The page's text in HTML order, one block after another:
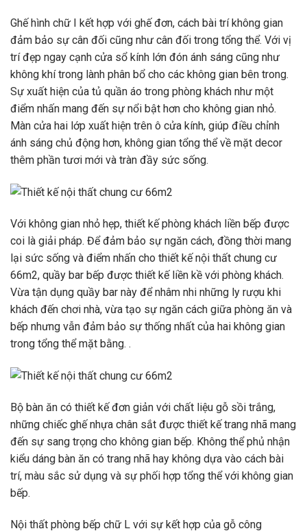
Ghế hình chữ I kết hợp với ghế đơn, cách bài trí không gian
đảm bảo sự cân đối cũng như cân đối trong tổng thể. Với vị
trí đẹp ngay cạnh cửa sổ kính lớn đón ánh sáng cũng như
không khí trong lành phân bổ cho các không gian bên trong.
Sự xuất hiện của tủ quần áo trong phòng khách như một
điểm nhấn mang đến sự nổi bật hơn cho không gian nhỏ.
Màn cửa hai lớp xuất hiện trên ô cửa kính, giúp điều chỉnh
ánh sáng chủ động hơn, không gian tổng thể về mặt decor
thêm phần tươi mới và tràn đầy sức sống.
Với không gian nhỏ hẹp, thiết kế phòng khách liền bếp được
coi là giải pháp. Để đảm bảo sự ngăn cách, đồng thời mang
lại sức sống và điểm nhấn cho thiết kế nội thất chung cư
66m2, quầy bar bếp được thiết kế liền kề với phòng khách.
Vừa tận dụng quầy bar này để nhâm nhi những ly rượu khi
khách đến chơi nhà, vừa tạo sự ngăn cách giữa phòng ăn và
bếp nhưng vẫn đảm bảo sự thống nhất của hai không gian
trong tổng thể mặt bằng. .
Bộ bàn ăn có thiết kế đơn giản với chất liệu gỗ sồi trắng,
những chiếc ghế nhựa chân sắt được thiết kế trang nhã mang
đến sự sang trọng cho không gian bếp. Không thể phủ nhận
kiểu dáng bàn ăn có trang nhã hay không dựa vào cách bài
trí, màu sắc sử dụng và sự phối hợp tổng thể với không gian
bếp.
Nội thất phòng bếp chữ L với sự kết hợp của gỗ công